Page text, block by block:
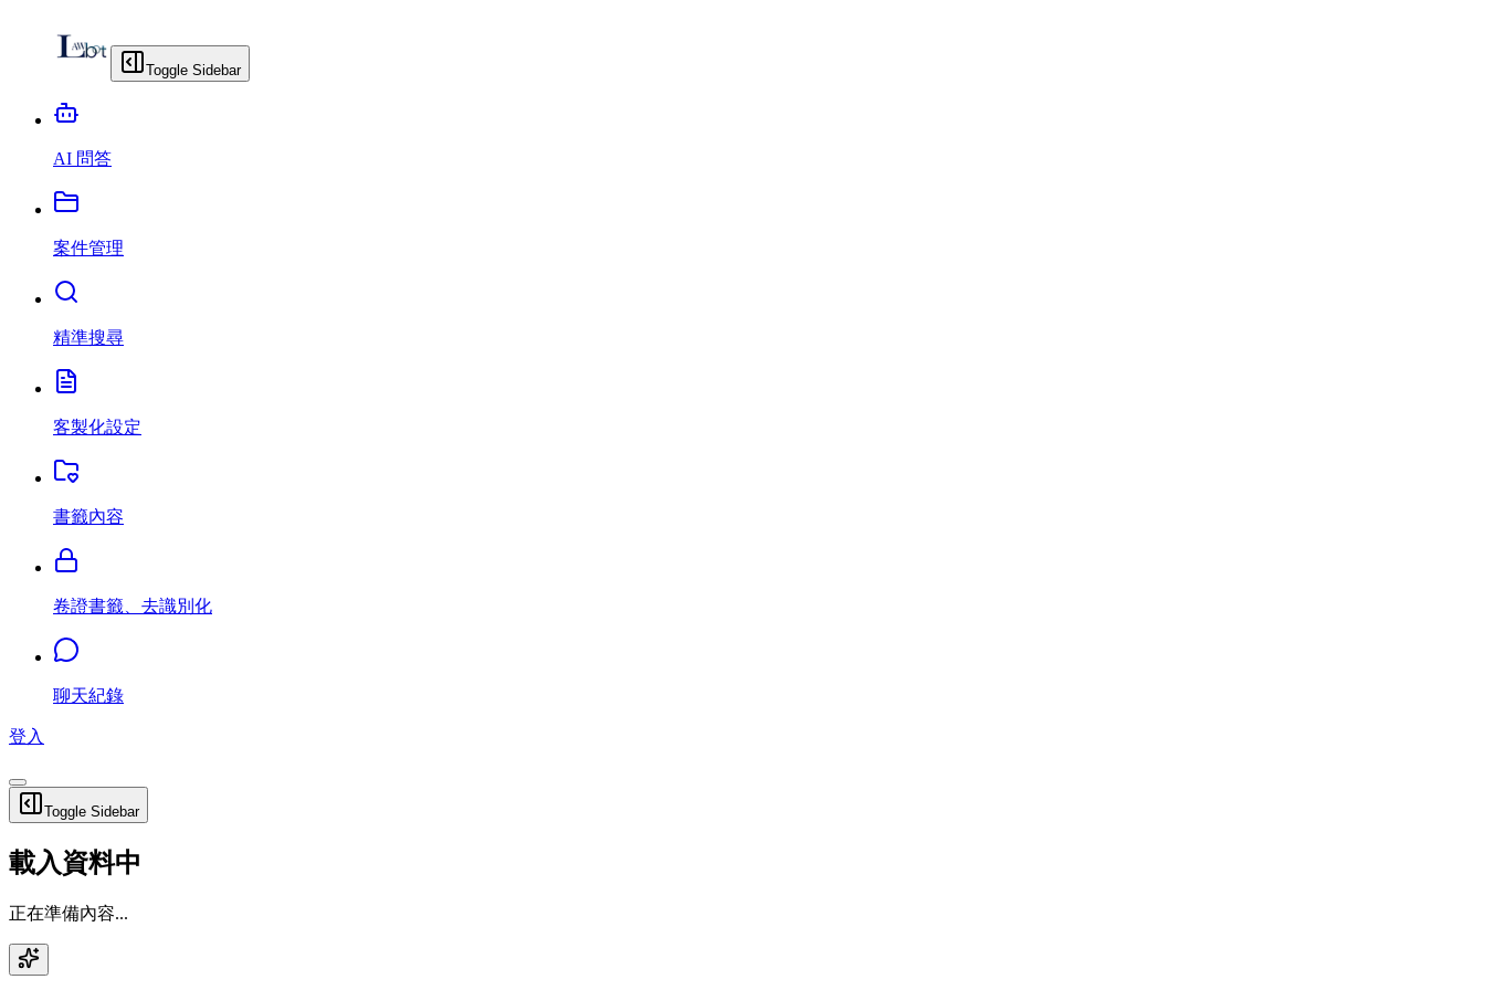
Toggle Sidebar
AI 問答
案件管理
精準搜尋
客製化設定
書籤內容
卷證書籤、去識別化
聊天紀錄
登入
Toggle Sidebar
載入資料中
正在準備內容...